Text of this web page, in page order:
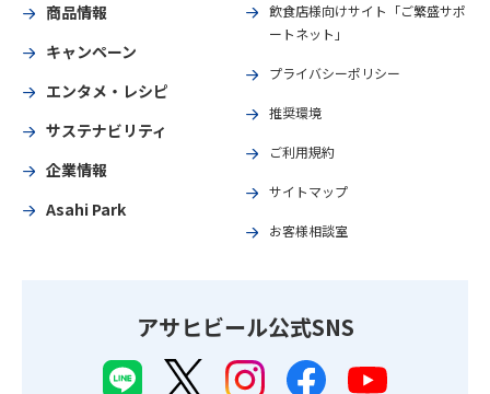
商品情報
キャンペーン
エンタメ・レシピ
サステナビリティ
企業情報
Asahi Park
飲食店様向けサイト「ご繁盛サポ
ートネット」
プライバシーポリシー
推奨環境
ご利用規約
サイトマップ
お客様相談室
アサヒビール公式SNS